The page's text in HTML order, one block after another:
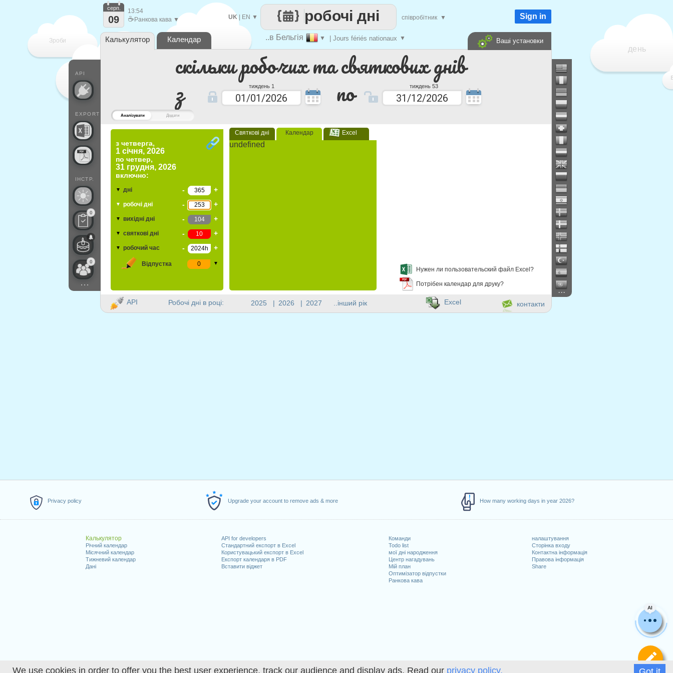
We use cookies in order to offer you the best user experience, track our audience and display ads. Read our privacy policy.
Privacy policy Upgrade your account to remove ads & more How many working days in year 2026?
Калькулятор
Річний календар
Місячний календар
Тижневий календар
Дані
API for developers
Стандартний експорт в Excel
Користувацький експорт в Excel
Експорт календаря в PDF
Вставити віджет
Команди
Todo list
мої дні народження
Центр нагадувань
Мій план
Оптимізатор відпустки
Ранкова кава
налаштування
Сторінка входу
Контактна інформація
Правова інформація
Share
Аналізувати Додати
скільки робочих та святкових днів
з
тиждень 1 по тиждень 53
з четверга,
1 січня, 2026
по четвер,
31 грудня, 2026
включно:
▼ дні - +
▼ робочі дні - +
▼ вихідні дні - +
▼ святкові дні - +
▼ робочий час - +
Відпустка ▼
Святкові дні Календар Excel
undefined
Нужен ли пользовательский файл Excel?
Потрібен календар для друку?
AI
Зроби
день
..в Бельгія ▼ | Jours fériés nationaux ▼
робочі дні
UK| EN ▼ співробітник ▼
API
EXPORT
ІНСТР.
0
0
...
серп.
09
13:54
☕ Ранкова кава ▼ Sign in
Калькулятор Календар Ваші установки
Робочі дні в році: 2025 | 2026 | 2027 ..інший рік
...
API контакти
Excel